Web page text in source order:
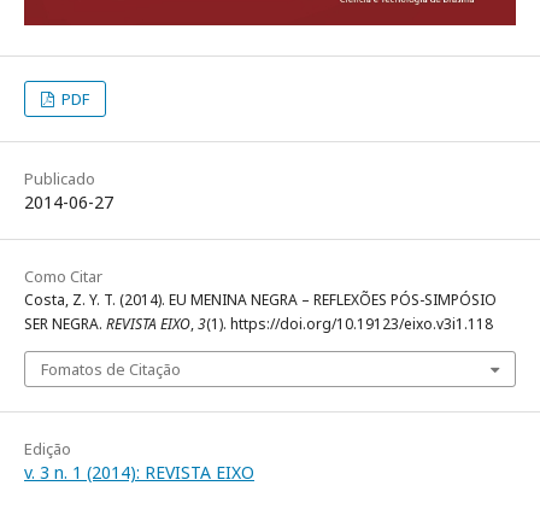
PDF
Publicado
2014-06-27
Como Citar
Costa, Z. Y. T. (2014). EU MENINA NEGRA – REFLEXÕES PÓS-SIMPÓSIO
SER NEGRA. REVISTA EIXO,3(1). https://doi.org/10.19123/eixo.v3i1.118
Fomatos de Citação
Edição
v. 3 n. 1 (2014): REVISTA EIXO